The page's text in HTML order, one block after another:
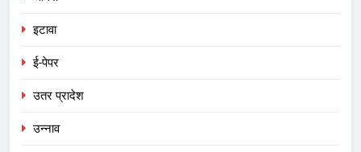
इटावा
ई-पेपर
उतर प्रादेश
उन्नाव